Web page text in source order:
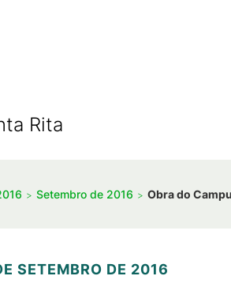
Rita
Setembro de 2016 Obra do
SETEMBRO DE 2016